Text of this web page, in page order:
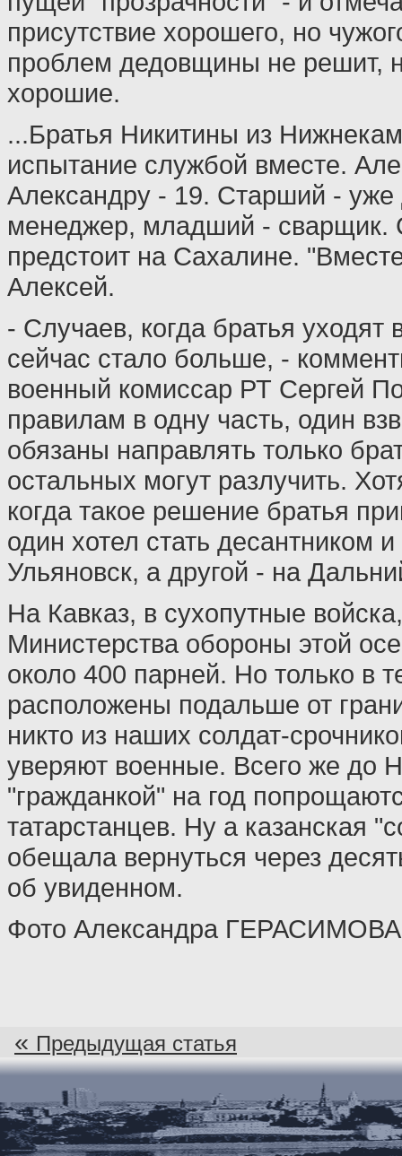
присутствие хорошего, но
проблем дедовщины не решит,
хорошие.
...Братья Никитины из
испытание службой вместе.
Александру - 19. Старший -
менеджер, младший - сварщик.
предстоит на Сахалине.
Алексей.
- Случаев, когда братья
сейчас стало больше, -
военный комиссар РТ Сергей
правилам в одну часть, один
обязаны направлять только
остальных могут разлучить.
когда такое решение братья
один хотел стать десантником
Ульяновск, а другой - на
На Кавказ, в сухопутные
Министерства обороны этой
около 400 парней. Но только в
расположены подальше от
никто из наших солдат-
уверяют военные. Всего же до
"гражданкой" на год
татарстанцев. Ну а казанская
обещала вернуться через
об увиденном.
Фото Александра
« Предыдущая статья